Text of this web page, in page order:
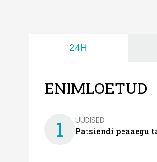
24H
ENIMLOETUD
1 UUDISED
Patsiendi peaaegu